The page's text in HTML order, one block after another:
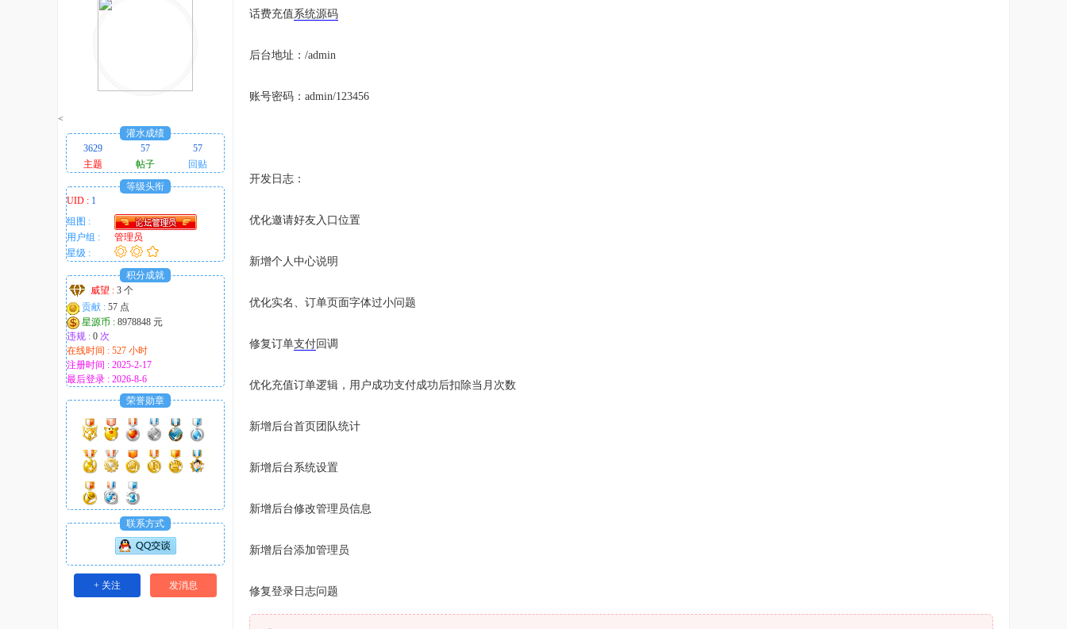
！
<
灌水成绩
3629
57
57
主题
帖子
回贴
等级头衔
UID : 1
组图 :
用户组 :
管理员
星级 :
积分成就
威望 : 3 个
贡献 : 57 点
星源币 : 8978848 元
违规 : 0 次
在线时间 : 527 小时
注册时间 : 2025-2-17
最后登录 : 2026-8-6
荣誉勋章
联系方式
+ 关注 发消息
话费充值系统源码
后台地址：/admin
账号密码：admin/123456
开发日志：
优化邀请好友入口位置
新增个人中心说明
优化实名、订单页面字体过小问题
修复订单支付回调
优化充值订单逻辑，用户成功支付成功后扣除当月次数
新增后台首页团队统计
新增后台系统设置
新增后台修改管理员信息
新增后台添加管理员
修复登录日志问题